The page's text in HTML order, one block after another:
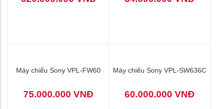
Máy chiếu 4K Sony VPL-
VZ1000ES
620.000.000 VNĐ
Máy chiếu Sony VPL SW631C
34.500.000 VNĐ